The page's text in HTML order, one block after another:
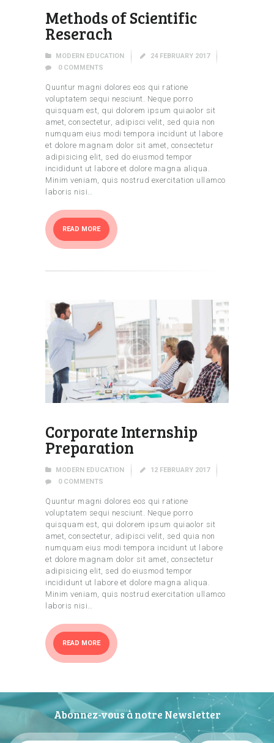
Methods of Scientific
Reserach
MODERN EDUCATION
24 FEBRUARY 2017
0 COMMENTS
Quuntur magni dolores eos qui ratione
voluptatem sequi nesciunt. Neque porro
quisquam est, qui dolorem ipsum quiaolor sit
amet, consectetur, adipisci velit, sed quia non
numquam eius modi tempora incidunt ut labore
et dolore magnam dolor sit amet, consectetur
adipisicing elit, sed do eiusmod tempor
incididunt ut labore et dolore magna aliqua.
Minim veniam, quis nostrud exercitation ullamco
laboris nisi…
READ MORE
Corporate Internship
Preparation
MODERN EDUCATION
12 FEBRUARY 2017
0 COMMENTS
Quuntur magni dolores eos qui ratione
voluptatem sequi nesciunt. Neque porro
quisquam est, qui dolorem ipsum quiaolor sit
amet, consectetur, adipisci velit, sed quia non
numquam eius modi tempora incidunt ut labore
et dolore magnam dolor sit amet, consectetur
adipisicing elit, sed do eiusmod tempor
incididunt ut labore et dolore magna aliqua.
Minim veniam, quis nostrud exercitation ullamco
laboris nisi…
READ MORE
Abonnez-vous à notre Newsletter